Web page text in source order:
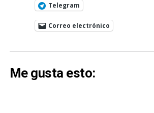
Telegram
Correo electrónico
Me gusta esto: